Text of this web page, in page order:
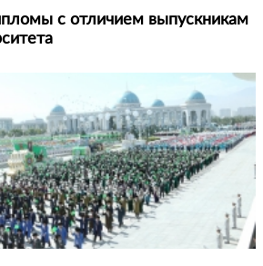
с отличием выпускникам